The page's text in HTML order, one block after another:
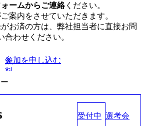
ームからご連絡ください。
案内をさせていただきます。
お済の方は、弊社担当者に直接お問
合わせください。
無
料
参加を申し込む
受付中 選考会